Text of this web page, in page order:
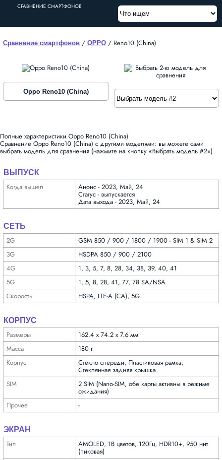
СРАВНЕНИЕ СМАРТФОНОВ
Сравнение смартфонов / OPPO / Reno10 (China)
Oppo Reno10 (China)
Полные характеристики Oppo Reno10 (China)
Сравнение Oppo Reno10 (China) с другими моделями: вы можете сами
выбрать модель для сравнения (нажмите на кнопку «Выбрать модель #2»)
ВЫПУСК
Когда вышел Анонс - 2023, Май, 24
Статус - выпускается
Дата выхода - 2023, Май, 24
СЕТЬ
2G
GSM 850 / 900 / 1800 / 1900 - SIM 1 & SIM 2
3G
HSDPA 850 / 900 / 2100
4G
1, 3, 5, 7, 8, 28, 34, 38, 39, 40, 41
5G
1, 5, 8, 28, 41, 77, 78 SA/NSA
Скорость
HSPA, LTE-A (CA), 5G
КОРПУС
Размеры
162.4 x 74.2 x 7.6 мм
Масса
180 г
Корпус
Стекло спереди, Пластиковая рамка,
Стеклянная задняя крышка
SIM
2 SIM (Nano-SIM, обе карты активны в режиме
ожидания)
Прочее
-
ЭКРАН
Тип AMOLED, 1B цветов, 120Гц, HDR10+, 950 нит
(пиковая)